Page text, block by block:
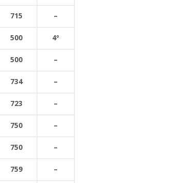
715 –
500 4º
500 –
734 –
723 –
750 –
750 –
759 –